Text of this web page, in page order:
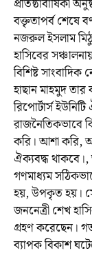
প্রতিষ্ঠাবার্ষিকী
বক্তৃতাপর্ব শেষে
নজরুল ইসলাম
হাসিবের
বিশিষ্ট
হাছান মাহমুদ
রিপোর্টার্স
রাজনৈতিকভাবে
করি। আশা করি,
ঐক্যবদ্ধ থাকবে।,
গণমাধ্যম
হয়, উপকৃত হয়। সেই
জননেত্রী শেখ
গ্রহণ করেছেন।
ব্যাপক বিকাশ